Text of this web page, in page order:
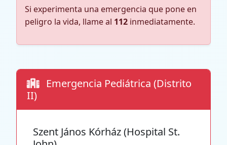
Si experimenta una emergencia que pone en
peligro la vida, llame al 112 inmediatamente.
Emergencia Pediátrica (Distrito
II)
Szent János Kórház (Hospital St.